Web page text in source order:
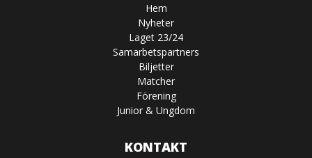
Hem
Nyheter
Laget 23/24
Samarbetspartners
Biljetter
Matcher
Förening
Junior & Ungdom
KONTAKT